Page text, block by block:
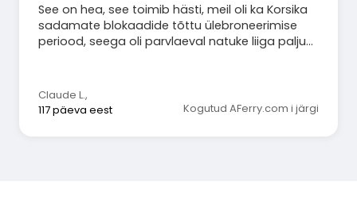
See on hea, see toimib hästi, meil oli ka Korsika
sadamate blokaadide tõttu ülebroneerimise
periood, seega oli parvlaeval natuke liiga palju
Claude L.,
117 päeva eest
Kogutud AFerry.com i järgi